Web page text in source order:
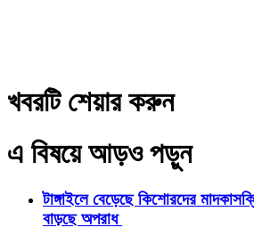
খবরটি শেয়ার করুন
এ বিষয়ে আড়ও পড়ুন
টাঙ্গাইলে বেড়েছে কিশোরদের
বাড়ছে অপরাধ